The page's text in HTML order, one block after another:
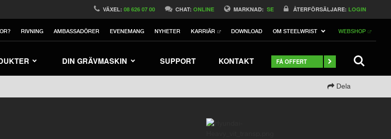
MARKNAD: SE ÅTERFÖRSÄLJARE: LOGIN
VÄXEL:08 626 07 00 CHAT:ONLINE
RIVNING AMBASSADÖRER EVENEMANG NYHETER KARRIÄR DOWNLOAD OM STEELWRIST WEBSHOP
DIN GRÄVMASKIN SUPPORT KONTAKT FÅ OFFERT
Switch to Belgium
Switch to Belgique
Switch to Poland Switch to Norway
Switch to North America
to Japan Switch to Italy
Switch to Germany
Dela